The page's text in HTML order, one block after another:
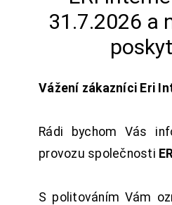
31.7.2026 a
Vážení zákazníci Eri
Rádi bychom Vás
provozu společnosti
S politováním Vám